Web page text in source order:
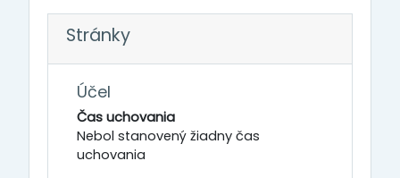
Stránky
Účel
Čas uchovania
Nebol stanovený žiadny čas
uchovania